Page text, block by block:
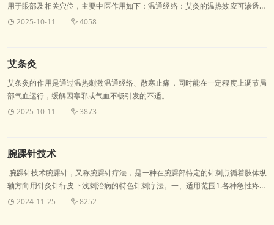
用于眼部及相关穴位，主要中医作用如下：温通经络：艾灸的温热效应可渗透眼
部周围经络，配合核桃的滋润，帮助疏通经络中可能存在的“瘀滞”，改善眼部气
致的眼干、眼涩、视物模糊等症状。
 2025-10-11  4058
艾条灸
艾条灸的作用是通过温热刺激温通经络、散寒止痛，同时能在一定程度上调节局
部气血运行，缓解因寒邪或气血不畅引发的不适。
 2025-10-11  3873
腕踝针技术
腕踝针技术腕踝针，又称腕踝针疗法，是一种在腕踝部特定的针刺点循着肢体纵
轴方向用针灸针行皮下浅刺治病的特色针刺疗法。一、适用范围1.各种急性疼痛
和慢性疼痛：如急性扭伤引起的疼痛、手术后疼痛、换药疼痛、慢性腰痛、癌症
 2024-11-25  8252